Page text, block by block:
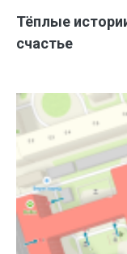
Тёплые
счастье